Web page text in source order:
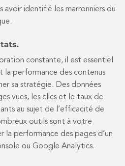
avoir identifié les marronniers du
constante, il est essentiel
la performance des contenus
sa stratégie. Des données
vues, les clics et le taux de
au sujet de l’efficacité de
outils sont à votre
la performance des pages d’un
ou Google Analytics.